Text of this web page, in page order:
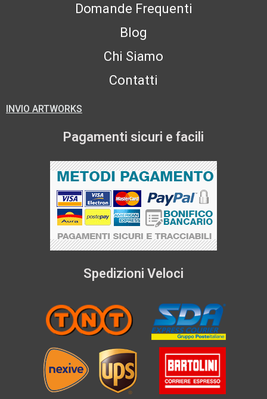
Domande Frequenti
Blog
Chi Siamo
Contatti
INVIO ARTWORKS
Pagamenti sicuri e facili
Spedizioni Veloci